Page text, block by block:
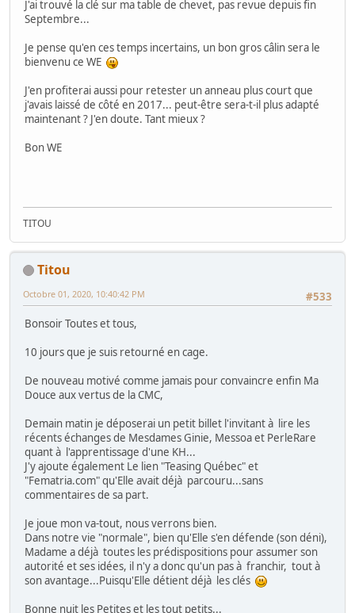
J'ai trouvé la clé sur ma table de chevet, pas revue depuis fin
Septembre...
Je pense qu'en ces temps incertains, un bon gros câlin sera le
bienvenu ce WE
J'en profiterai aussi pour retester un anneau plus court que
j'avais laissé de côté en 2017... peut-être sera-t-il plus adapté
maintenant ? J'en doute. Tant mieux ?
Bon WE
TITOU
Titou
#533
Octobre 01, 2020, 10:40:42 PM
Bonsoir Toutes et tous,
10 jours que je suis retourné en cage.
De nouveau motivé comme jamais pour convaincre enfin Ma
Douce aux vertus de la CMC,
Demain matin je déposerai un petit billet l'invitant à lire les
récents échanges de Mesdames Ginie, Messoa et PerleRare
quant à l'apprentissage d'une KH...
J'y ajoute également Le lien "Teasing Québec" et
"Fematria.com" qu'Elle avait déjà parcouru...sans
commentaires de sa part.
Je joue mon va-tout, nous verrons bien.
Dans notre vie "normale", bien qu'Elle s'en défende (son déni),
Madame a déjà toutes les prédispositions pour assumer son
autorité et ses idées, il n'y a donc qu'un pas à franchir, tout à
son avantage...Puisqu'Elle détient déjà les clés
Bonne nuit les Petites et les tout petits...